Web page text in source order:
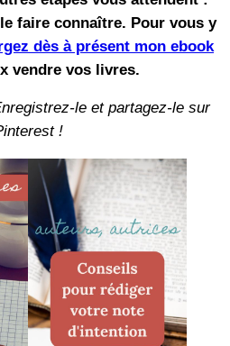
faire connaître. Pour vous y
dès à présent mon ebook
vendre vos livres.
le et partagez-le sur
!